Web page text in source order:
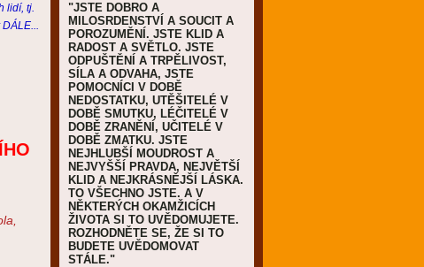
lidí, tj.
"JSTE DOBRO A
MILOSRDENSTVÍ A SOUCIT A
POROZUMĚNÍ. JSTE KLID A
RADOST A SVĚTLO. JSTE
ODPUŠTĚNÍ A TRPĚLIVOST,
SÍLA A ODVAHA, JSTE
POMOCNÍCI V DOBĚ
NEDOSTATKU, UTĚŠITELÉ V
DOBĚ SMUTKU, LÉČITELÉ V
DOBĚ ZRANĚNÍ, UČITELÉ V
DOBĚ ZMATKU. JSTE
NEJHLUBŠÍ MOUDROST A
NEJVYŠŠÍ PRAVDA, NEJVĚTŠÍ
KLID A NEJKRÁSNĚJŠÍ LÁSKA.
TO VŠECHNO JSTE. A V
NĚKTERÝCH OKAMŽICÍCH
ŽIVOTA SI TO UVĚDOMUJETE.
ROZHODNĚTE SE, ŽE SI TO
BUDETE UVĚDOMOVAT
STÁLE."